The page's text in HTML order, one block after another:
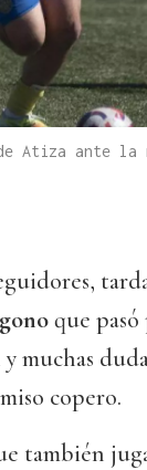
Atiza ante la
que
y muchas
copero.
también